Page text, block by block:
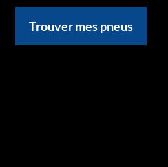
Trouver mes pneus